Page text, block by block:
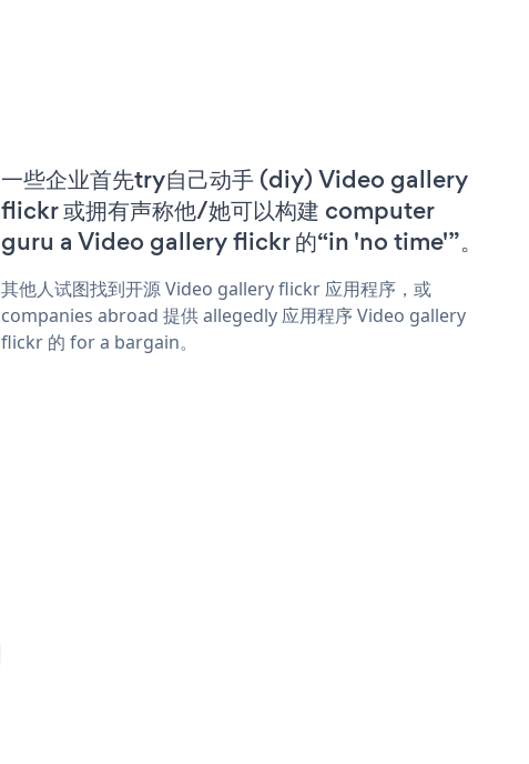
一些企业首先try自己动手 (diy) Video gallery
flickr 或拥有声称他/她可以构建 computer
guru a Video gallery flickr 的“in 'no time'”。
其他人试图找到开源 Video gallery flickr 应用程序，或
companies abroad 提供 allegedly 应用程序 Video gallery
flickr 的 for a bargain。